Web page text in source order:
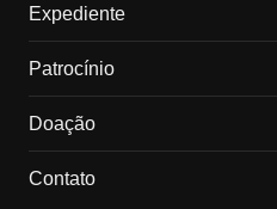
Expediente
Patrocínio
Doação
Contato